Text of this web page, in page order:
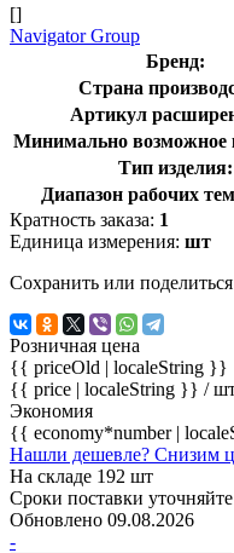
[]
Navigator Group
Бренд:
Страна
Артикул
Минимально возможное
Тип изделия:
Диапазон рабочих
Кратность заказа: 1
Единица измерения: шт
Сохранить или
Розничная цена
{{ priceOld | localeString }}
{{ price | localeString }} /
Экономия
{{ economy*number |
Нашли дешевле? Снизим
На складе 192 шт
Сроки поставки
Обновлено 09.08.2026
-